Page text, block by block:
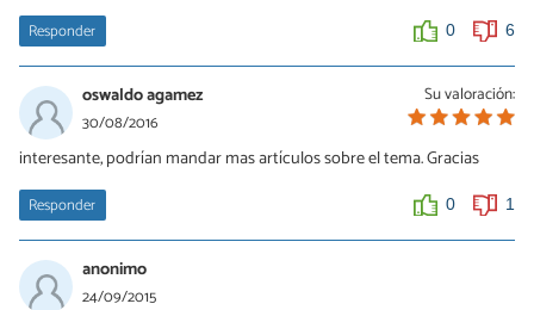
Responder 0 6
Su valoración:
oswaldo agamez
30/08/2016
interesante, podrían mandar mas artículos sobre el tema. Gracias
Responder 0 1
anonimo
24/09/2015